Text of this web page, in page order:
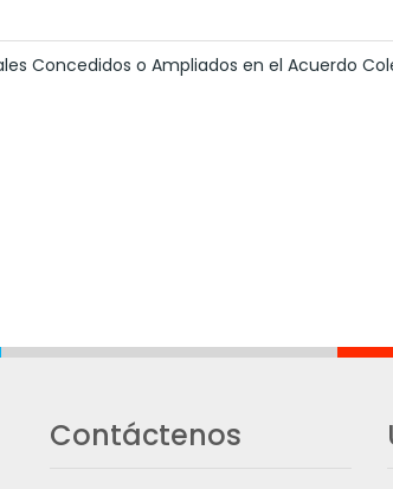
Concedidos o Ampliados en el Acuerdo
Contáctenos